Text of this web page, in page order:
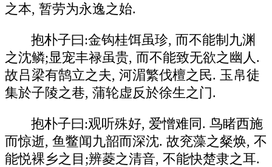
之本, 暂劳为永逸之始.
抱朴子曰:金钩桂饵虽珍, 而不能制九渊
之沈鳞;显宠丰禄虽贵, 而不能致无欲之幽人.
故吕梁有鹄立之夫, 河湄繁伐檀之民. 玉帛徒
集於子陵之巷, 蒲轮虚反於徐生之门.
抱朴子曰:观听殊好, 爱憎难同. 鸟睹西施
而惊逝, 鱼鳖闻九韶而深沈. 故兖藻之粲焕, 不
能悦裸乡之目;辨菱之清音, 不能快楚隶之耳.